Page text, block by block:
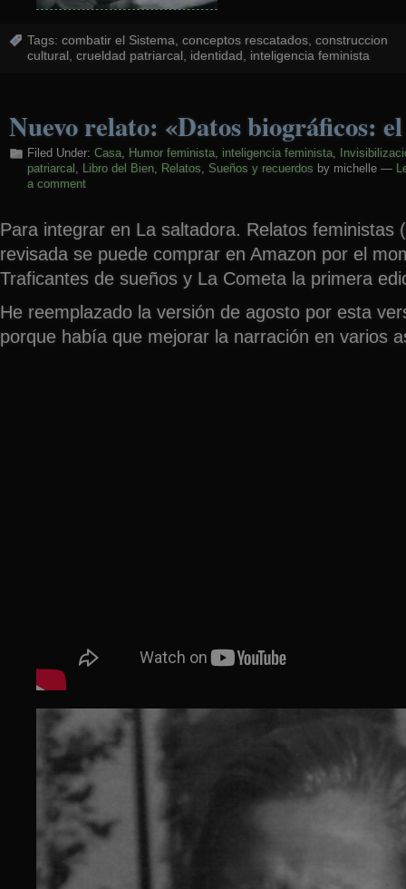
Tags: combatir el Sistema, conceptos rescatados, construccion
cultural, crueldad patriarcal, identidad, inteligencia feminista
Nuevo relato: «Datos biográficos:
Filed Under: Casa, Humor feminista, inteligencia feminista,
patriarcal , Libro del Bien, Relatos, Sueños y recuerdos by michelle —
a comment
Para integrar en La saltadora. Relatos feministas
revisada se puede comprar en Amazon por el
Traficantes de sueños y La Cometa la primera
He reemplazado la versión de agosto por esta
porque había que mejorar la narración en varios